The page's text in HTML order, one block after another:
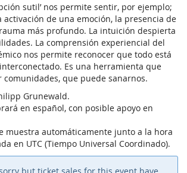
sutil’ nos permite sentir, por ejemplo;
activación de una emoción, la presencia de
más profundo. La intuición despierta
La comprensión experiencial del
nos permite reconocer que todo está
Es una herramienta que
que puede sanarnos.
Grunewald.
en español, con posible apoyo en
muestra automáticamente junto a la hora
en UTC (Tiempo Universal Coordinado).